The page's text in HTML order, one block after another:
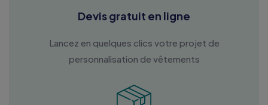
Devis gratuit en ligne
Lancez en quelques clics votre projet de
personnalisation de vêtements